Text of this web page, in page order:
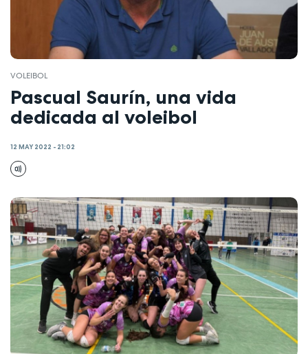
VOLEIBOL
Pascual Saurín, una vida
dedicada al voleibol
12 MAY 2022 - 21:02